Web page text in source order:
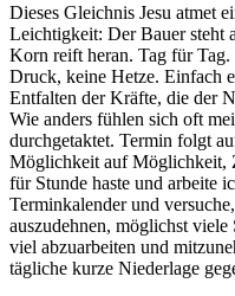
Dieses Gleichnis Jesu atmet
Leichtigkeit: Der Bauer steht
Korn reift heran. Tag für
Druck, keine Hetze. Einfach
Entfalten der Kräfte, die der
Wie anders fühlen sich oft
durchgetaktet. Termin folgt
Möglichkeit auf Möglichkeit,
für Stunde haste und arbeite
Terminkalender und
auszudehnen, möglichst
viel abzuarbeiten und
tägliche kurze Niederlage